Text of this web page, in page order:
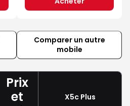
Comparer un autre
mobile
Prix
et
X5c Plus